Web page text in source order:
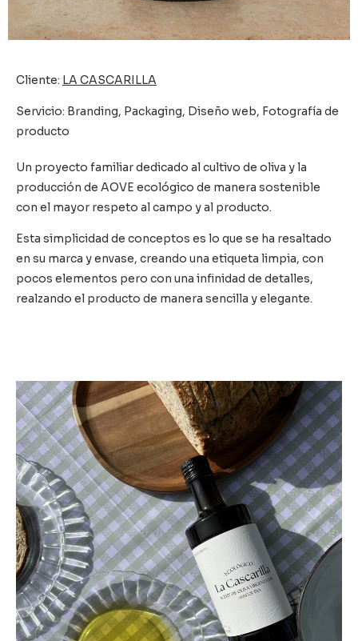
Cliente: LA CASCARILLA
Servicio: Branding, Packaging, Diseño web, Fotografía de
producto
Un proyecto familiar dedicado al cultivo de oliva y la
producción de AOVE ecológico de manera sostenible
con el mayor respeto al campo y al producto.
Esta simplicidad de conceptos es lo que se ha resaltado
en su marca y envase, creando una etiqueta limpia, con
pocos elementos pero con una infinidad de detalles,
realzando el producto de manera sencilla y elegante.